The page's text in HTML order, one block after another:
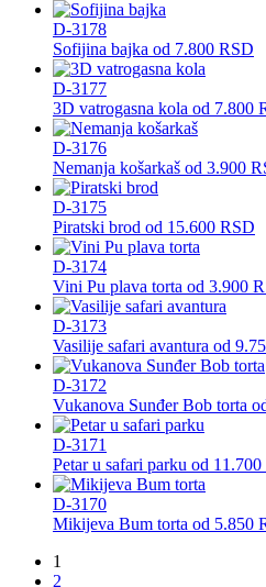
D-3178
Sofijina bajka od 7.800 RSD
D-3177
3D vatrogasna kola od 7.800
D-3176
Nemanja košarkaš od 3.900
D-3175
Piratski brod od 15.600 RSD
D-3174
Vini Pu plava torta od 3.900
D-3173
Vasilije safari avantura od
D-3172
Vukanova Sunđer Bob torta
D-3171
Petar u safari parku od 11.700
D-3170
Mikijeva Bum torta od 5.850
1
2